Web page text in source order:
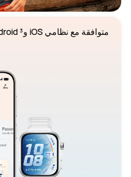
متوافقة مع نظامي iOS و³ Android